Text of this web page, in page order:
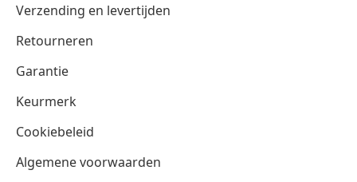
Verzending en levertijden
Retourneren
Garantie
Keurmerk
Cookiebeleid
Algemene voorwaarden